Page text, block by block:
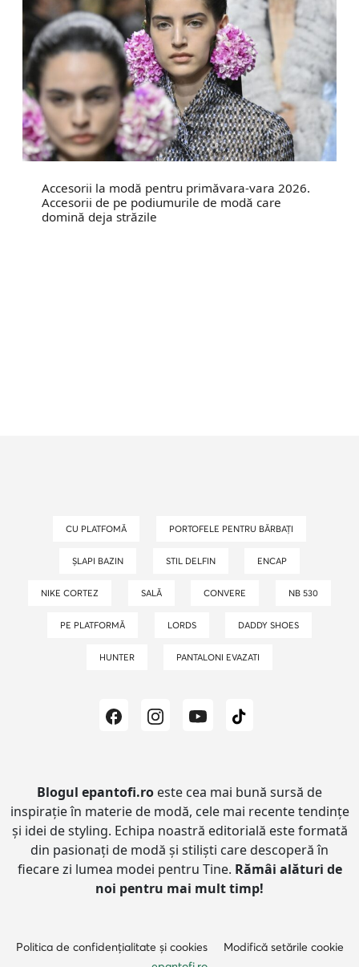
Accesorii la modă pentru primăvara-vara 2026.
Accesorii de pe podiumurile de modă care
domină deja străzile
CU PLATFOMĂ PORTOFELE PENTRU BĂRBAȚI
ȘLAPI BAZIN STIL DELFIN ENCAP
NIKE CORTEZ SALĂ CONVERE NB 530
PE PLATFORMĂ LORDS DADDY SHOES
HUNTER PANTALONI EVAZATI
Blogul epantofi.ro este cea mai bună sursă de
inspirație în materie de modă, cele mai recente tendințe
și idei de styling. Echipa noastră editorială este formată
din pasionați de modă și stiliști care descoperă în
fiecare zi lumea modei pentru Tine. Rămâi alături de
noi pentru mai mult timp!
Politica de confidențialitate și cookies
Modifică setările cookie